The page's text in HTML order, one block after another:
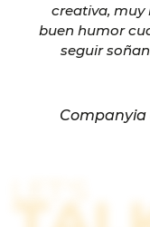
creativa, muy
buen humor
seguir
LET'S